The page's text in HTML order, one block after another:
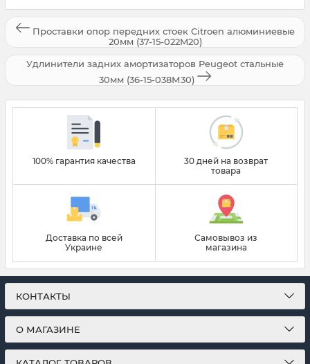
Проставки опор передних стоек Citroen алюминиевые
20мм (37-15-022M20)
Удлинители задних амортизаторов Peugeot стальные
30мм (36-15-038М30)
100% гарантия качества
30 дней на возврат
товара
Доставка по всей
Украине
Самовывоз из
магазина
КОНТАКТЫ
О МАГАЗИНЕ